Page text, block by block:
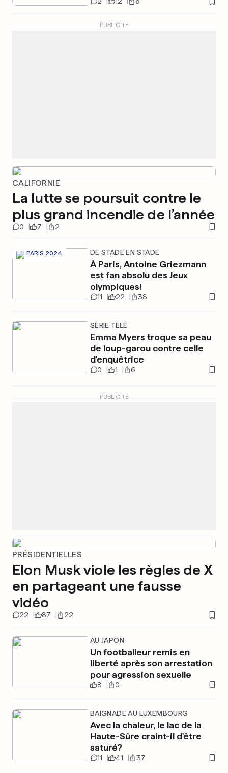
PUBLICITÉ
CALIFORNIE
La lutte se poursuit contre le
plus grand incendie de l’année
0 7 2
PARIS 2024 DE STADE EN STADE
À Paris, Antoine Griezmann
est fan absolu des Jeux
olympiques!
11 22 38
SÉRIE TÉLÉ
Emma Myers troque sa peau
de loup-garou contre celle
d'enquêtrice
0 1 6
PUBLICITÉ
PRÉSIDENTIELLES
Elon Musk viole les règles de X
en partageant une fausse
vidéo
22 87 22
AU JAPON
Un footballeur remis en
liberté après son arrestation
pour agression sexuelle
8 0
BAIGNADE AU LUXEMBOURG
Avec la chaleur, le lac de la
Haute-Sûre craint-il d'être
saturé?
11 41 37